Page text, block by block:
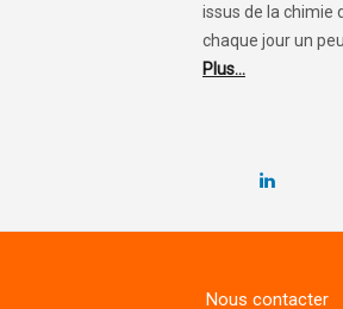
issus de la chimie
chaque jour un peu
Plus...
Nous contacter